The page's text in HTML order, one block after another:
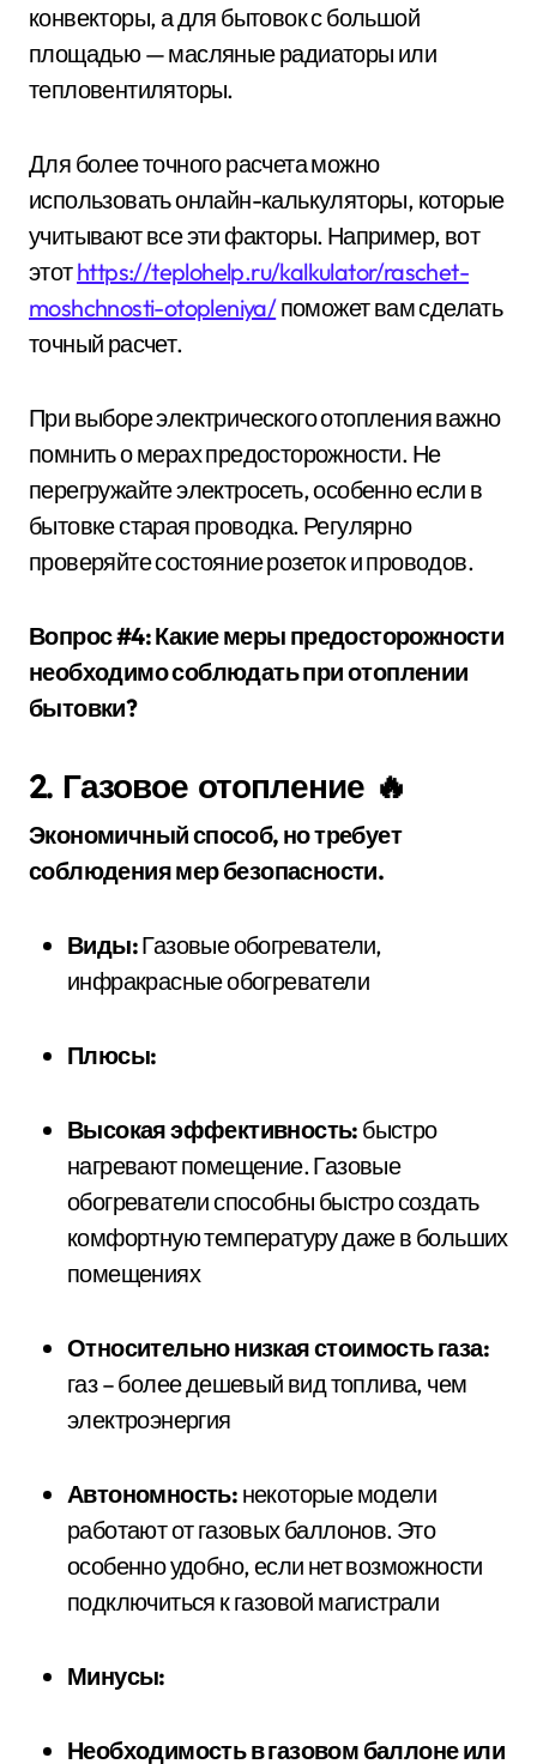
конвекторы, а для бытовок с большой
площадью — масляные радиаторы или
тепловентиляторы.
Для более точного расчета можно
использовать онлайн-калькуляторы, которые
учитывают все эти факторы. Например, вот
этотhttps://teplohelp.ru/kalkulator/raschet-
moshchnosti-otopleniya/поможет вам сделать
точный расчет.
При выборе электрического отопления важно
помнить о мерах предосторожности. Не
перегружайте электросеть, особенно если в
бытовке старая проводка. Регулярно
проверяйте состояние розеток и проводов.
Вопрос #4: Какие меры предосторожности
необходимо соблюдать при отоплении
бытовки?
2. Газовое отопление 🔥
Экономичный способ, но требует
соблюдения мер безопасности.
Виды:Газовые обогреватели,
инфракрасные обогреватели
Плюсы:
Высокая эффективность: быстро
нагревают помещение. Газовые
обогреватели способны быстро создать
комфортную температуру даже в больших
помещениях
Относительно низкая стоимость газа:
газ – более дешевый вид топлива, чем
электроэнергия
Автономность: некоторые модели
работают от газовых баллонов. Это
особенно удобно, если нет возможности
подключиться к газовой магистрали
Минусы:
Необходимость в газовом баллоне или